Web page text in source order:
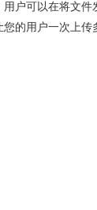
用户可以在将文
您的用户一次上传